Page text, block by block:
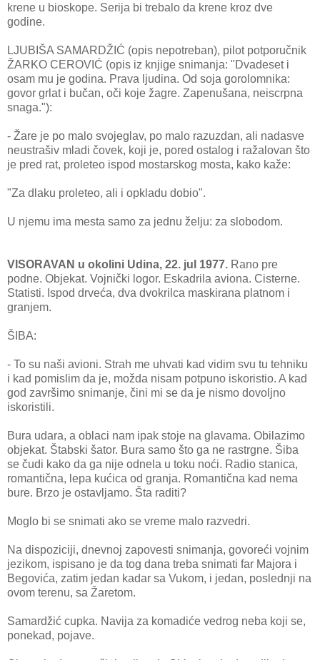
krene u bioskope. Serija bi trebalo da krene kroz dve
godine.
LJUBIŠA SAMARDŽIĆ (opis nepotreban), pilot potporučnik
ŽARKO CEROVIĆ (opis iz knjige snimanja: "Dvadeset i
osam mu je godina. Prava ljudina. Od soja gorolomnika:
govor grlat i bučan, oči koje žagre. Zapenušana, neiscrpna
snaga."):
- Žare je po malo svojeglav, po malo razuzdan, ali nadasve
neustrašiv mladi čovek, koji je, pored ostalog i ražalovan što
je pred rat, proleteo ispod mostarskog mosta, kako kaže:
"Za dlaku proleteo, ali i opkladu dobio".
U njemu ima mesta samo za jednu želju: za slobodom.
VISORAVAN u okolini Udina, 22. jul 1977. Rano pre
podne. Objekat. Vojnički logor. Eskadrila aviona. Cisterne.
Statisti. Ispod drveća, dva dvokrilca maskirana platnom i
granjem.
ŠIBA:
- To su naši avioni. Strah me uhvati kad vidim svu tu tehniku
i kad pomislim da je, možda nisam potpuno iskoristio. A kad
god završimo snimanje, čini mi se da je nismo dovoljno
iskoristili.
Bura udara, a oblaci nam ipak stoje na glavama. Obilazimo
objekat. Štabski šator. Bura samo što ga ne rastrgne. Šiba
se čudi kako da ga nije odnela u toku noći. Radio stanica,
romantična, lepa kućica od granja. Romantična kad nema
bure. Brzo je ostavljamo. Šta raditi?
Moglo bi se snimati ako se vreme malo razvedri.
Na dispoziciji, dnevnoj zapovesti snimanja, govoreći vojnim
jezikom, ispisano je da tog dana treba snimati far Majora i
Begovića, zatim jedan kadar sa Vukom, i jedan, poslednji na
ovom terenu, sa Žaretom.
Samardžić cupka. Navija za komadiće vedrog neba koji se,
ponekad, pojave.